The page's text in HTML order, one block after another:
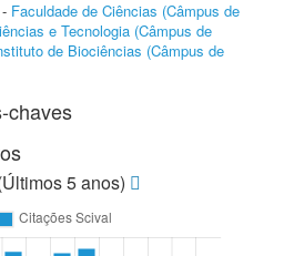
- Faculdade de Ciências (Câmpus de
e Tecnologia (Câmpus de
de Biociências (Câmpus de
chaves
5 anos)